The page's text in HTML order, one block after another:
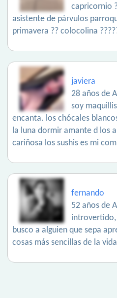
capricornio
asistente de párvulos
primavera ?? colocolina
javiera
28 años de
soy
encanta. los chócales
la luna dormir amante d los
cariñosa los sushis es mi
fernando
52 años de
introvertido,
busco a alguien que sepa
cosas más sencillas de la